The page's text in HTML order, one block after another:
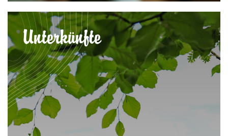
Unterkünfte